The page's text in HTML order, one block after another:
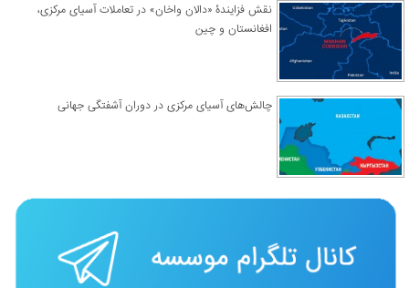
نقش فزایندۀ «دالان واخان» در تعاملات آسیای مرکزی،
افغانستان و چین
چالش‌های آسیای مرکزی در دوران آشفتگی جهانی